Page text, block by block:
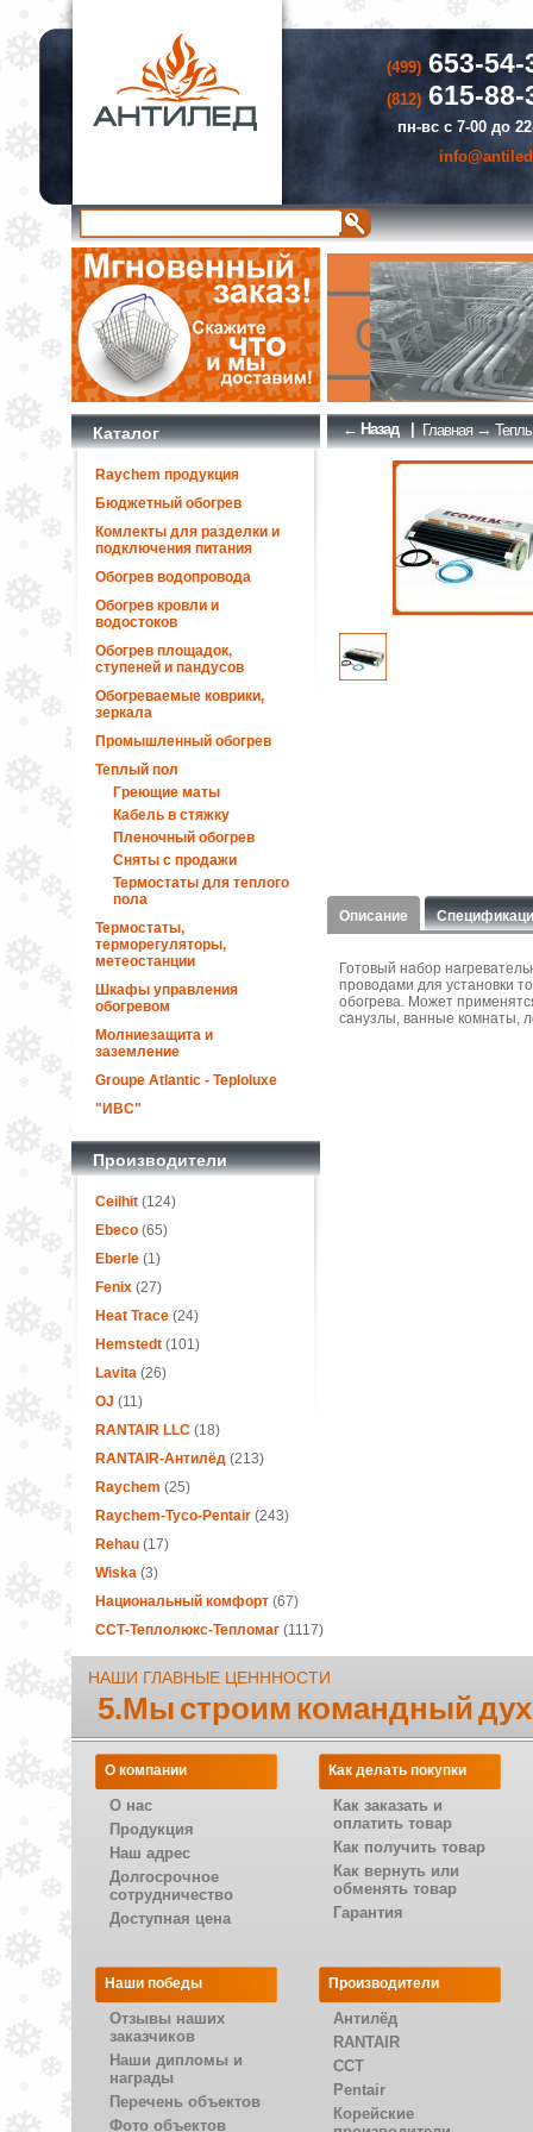
(499)653-54-
(812)615-88-
пн-вс с 7-00 до
Каталог
Raychem продукция
Бюджетный обогрев
Комлекты для разделки и
подключения питания
Обогрев водопровода
Обогрев кровли и
водостоков
Обогрев площадок,
ступеней и пандусов
Обогреваемые коврики,
зеркала
Промышленный обогрев
Теплый пол
Греющие маты
Кабель в стяжку
Пленочный обогрев
Сняты с продажи
Термостаты для теплого
пола
Термостаты,
терморегуляторы,
метеостанции
Шкафы управления
обогревом
Молниезащита и
заземление
Groupe Atlantic - Teploluxe
"ИВС"
Производители
Ceilhit(124)
Ebeco(65)
Eberle(1)
Fenix(27)
Heat Trace(24)
Hemstedt(101)
Lavita(26)
OJ (11)
RANTAIR LLC(18)
RANTAIR-Антилёд(213)
Raychem (25)
Raychem-Tyco-Pentair (243)
Rehau(17)
Wiska(3)
Национальный комфорт(67)
ССТ-Теплолюкс-Тепломаг(1117)
← Назад | Главная→
Описание
Готовый набор
проводами для установки
обогрева. Может
санузлы, ванные комнаты,
НАШИ ГЛАВНЫЕ ЦЕНННОСТИ
5.Мы строим командный
О компании
О нас
Продукция
Наш адрес
Долгосрочное
сотрудничество
Доступная цена
Как делать покупки
Как заказать и
оплатить товар
Как получить товар
Как вернуть или
обменять товар
Гарантия
Наши победы
Отзывы наших
заказчиков
Наши дипломы и
награды
Перечень объектов
Фото объектов
Производители
Антилёд
RANTAIR
CCT
Pentair
Корейские